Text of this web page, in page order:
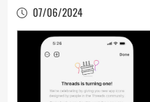
07/06/2024